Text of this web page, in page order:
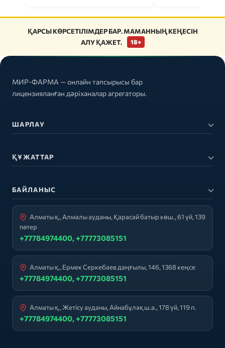
ҚАРСЫ КӨРСЕТІЛІМДЕР БАР. МАМАННЫҢ КЕҢЕСІН
АЛУ ҚАЖЕТ.
18+
МИР-ФАРМА — онлайн тапсырысы бар
лицензияланған дәріханалар агрегаторы.
ШАРЛАУ
ҚҰЖАТТАР
БАЙЛАНЫС
Алматы қ., Алмалы ауданы, Қарасай батыр көш., 61 үй, 139
пәтер
+77784974400, +77773085151
Алматы қ., Ермек Серкебаев даңғылы, 146, 1368 кеңсе
+77784974400, +77773085151
Алматы қ., Жетісу ауданы, Айнабұлақ ш.а., 178 үй, 119 п.
+77784974400, +77773085151